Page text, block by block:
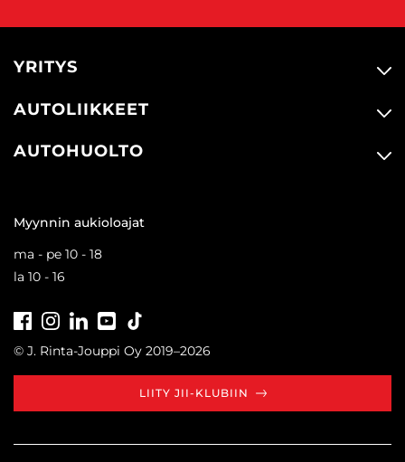
YRITYS
AUTOLIIKKEET
AUTOHUOLTO
Myynnin aukioloajat
ma - pe 10 - 18
la 10 - 16
FacebookInstagramLinkedInYoutube
© J. Rinta-Jouppi Oy 2019–2026
LIITY JII-KLUBIIN